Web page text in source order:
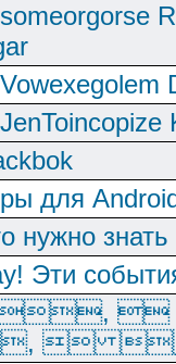
someorgorse
Vowexegolem
JenToincopize
для
нужно
Эти
